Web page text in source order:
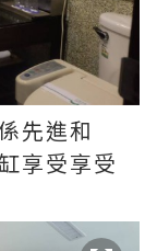
先進和
享受享受